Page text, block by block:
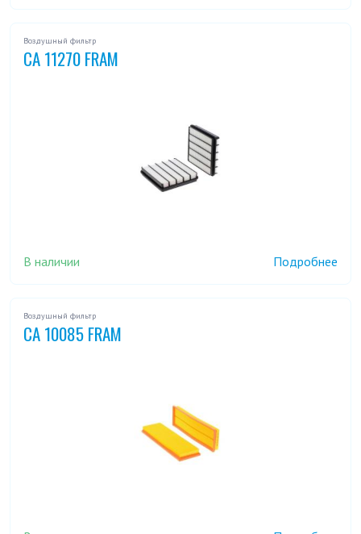
Воздушный фильтр
CA 11270 FRAM
В наличии Подробнее
Воздушный фильтр
CA 10085 FRAM